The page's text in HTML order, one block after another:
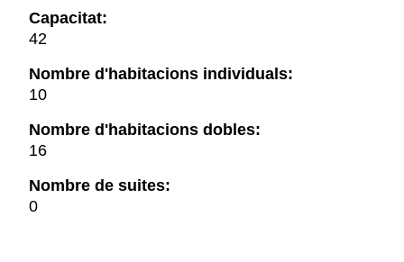
Capacitat:
42
Nombre d'habitacions individuals:
10
Nombre d'habitacions dobles:
16
Nombre de suites:
0